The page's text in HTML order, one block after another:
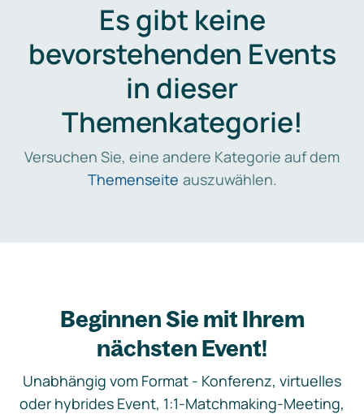
Es gibt keine
bevorstehenden Events
in dieser
Themenkategorie!
Versuchen Sie, eine andere Kategorie auf dem
Themenseite auszuwählen.
Beginnen Sie mit Ihrem
nächsten Event!
Unabhängig vom Format - Konferenz, virtuelles
oder hybrides Event, 1:1-Matchmaking-Meeting,